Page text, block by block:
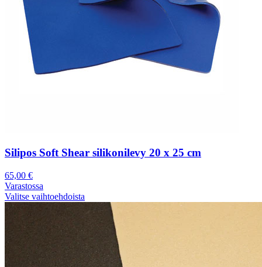
Silipos Soft Shear silikonilevy 20 x 25 cm
65,00 €
Varastossa
Valitse vaihtoehdoista